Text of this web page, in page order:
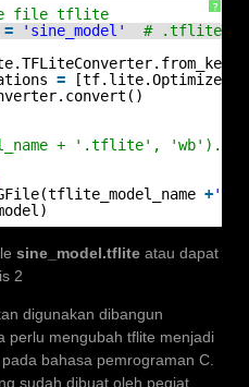
?
ke file tflite
= 'sine_model'
# .tflite
=
+ '.tflite',
+
sine_model.tflite atau dapat
2
digunakan dibangun
perlu mengubah tflite menjadi
bahasa pemrograman C.
sudah dibuat oleh pegiat